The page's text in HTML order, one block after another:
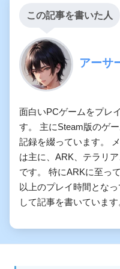
この記事を書いた人
アーサ
面白いPCゲームをプレ
す。 主にSteam版のゲ
記録を綴っています。
は主に、ARK、テラリ
です。 特にARKに至っ
以上のプレイ時間とな
して記事を書いています